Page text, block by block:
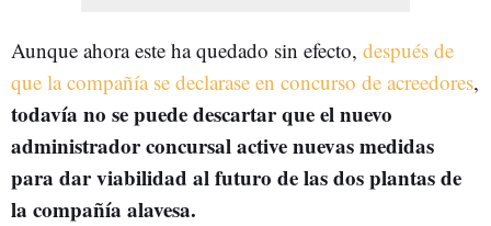
Aunque ahora este ha quedado sin efecto, después de
que la compañía se declarase en concurso de acreedores,
todavía no se puede descartar que el nuevo
administrador concursal active nuevas medidas
para dar viabilidad al futuro de las dos plantas de
la compañía alavesa.